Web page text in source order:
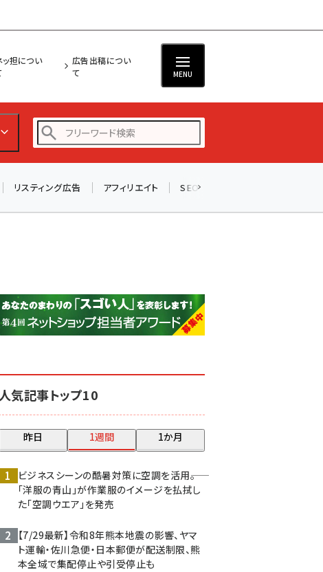
ッ担につい
広告出稿につい
て
MENU
アスクル (1118)
base (1071)
リスティング広告 アフィリエイト SEO
人気記事トップ10
昨日 1週間 1か月
ビジネスシーンの酷暑対策に空調を活用――。
「洋服の青山」が作業服のイメージを払拭し
た「空調ウエア」を発売
【7/29最新】令和8年熊本地震の影響、ヤマ
ト運輸・佐川急便・日本郵便が配送制限、熊
本全域で集配停止や引受停止も